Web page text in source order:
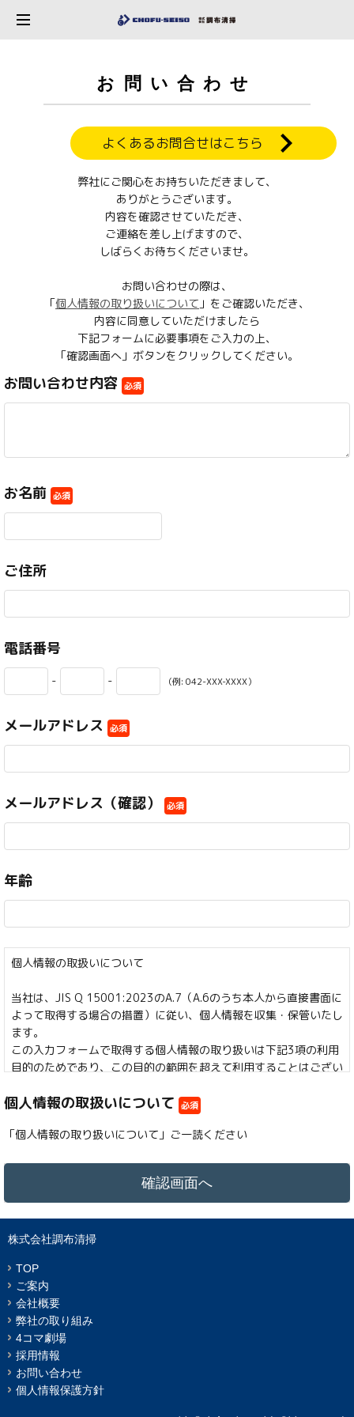
お問い合わせ
よくあるお問合せはこちら
弊社にご関心をお持ちいただきまして、
ありがとうございます。
内容を確認させていただき、
ご連絡を差し上げますので、
しばらくお待ちくださいませ。
お問い合わせの際は、
「個人情報の取り扱いについて 」をご確認いただき、
内容に同意していただけましたら
下記フォームに必要事項をご入力の上、
「確認画面へ」ボタンをクリックしてください。
お問い合わせ内容 必須
お名前 必須
ご住所
電話番号
- - （例: 042-XXX-XXXX）
メールアドレス 必須
メールアドレス（確認） 必須
年齢
個人情報の取扱いについて
当社は、JIS Q 15001:2023のA.7（A.6のうち本人から直接書面に
よって取得する場合の措置）に従い、個人情報を収集・保管いたし
ます。
この入力フォームで取得する個人情報の取り扱いは下記3項の利用
目的のためであり、この目的の範囲を超えて利用することはござい
組織の名称：株式会社調布清掃
管理者名：個人情報保護管理者 個人情報保護管理者名
役職名：株式会社調布清掃 代表取締役 梶原良介
連絡先：電話042-485-1166 メールアドレス：clean@chofu-
seiso.co.jp
3．個人情報の利用目的
・当社は、法令により認められる場合を除き各号の利用目的の範囲
内で個人情報を取扱わせて頂くものとします。
① お問合せによる個人情報の利用目的
a) お問合せにお答えするため
② 当社の採用応募による個人情報の利用目的
ｂ）採用業務で使用するため
個人情報の取扱いについて 必須
「個人情報の取り扱いについて」ご一読ください
株式会社調布清掃
TOP
ご案内
会社概要
弊社の取り組み
4コマ劇場
採用情報
お問い合わせ
個人情報保護方針